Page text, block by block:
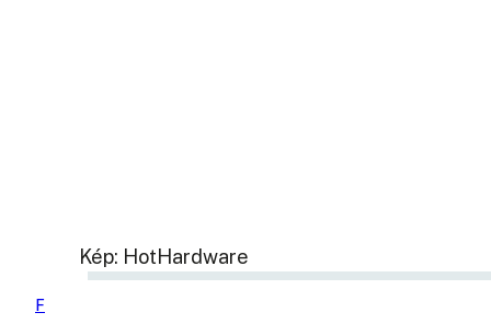
Kép: HotHardware
F